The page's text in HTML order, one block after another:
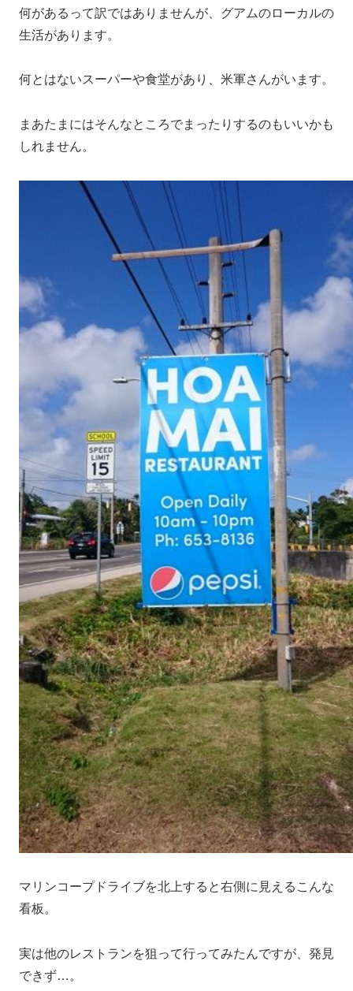
何があるって訳ではありませんが、グアムのローカルの
生活があります。
何とはないスーパーや食堂があり、米軍さんがいます。
まあたまにはそんなところでまったりするのもいいかも
しれません。
マリンコープドライブを北上すると右側に見えるこんな
看板。
実は他のレストランを狙って行ってみたんですが、発見
できず…。